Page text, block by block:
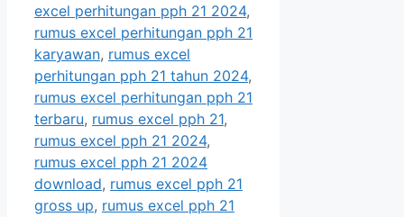
excel perhitungan pph 21 2024,
rumus excel perhitungan pph 21
karyawan, rumus excel
perhitungan pph 21 tahun 2024,
rumus excel perhitungan pph 21
terbaru, rumus excel pph 21,
rumus excel pph 21 2024,
rumus excel pph 21 2024
download, rumus excel pph 21
gross up, rumus excel pph 21